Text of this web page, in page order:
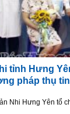
tỉnh Hưng
pháp thụ
Nhi Hưng Yên tổ